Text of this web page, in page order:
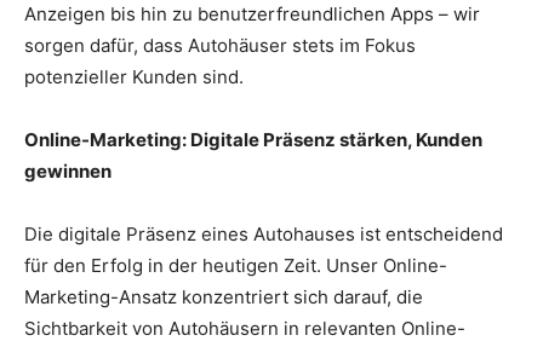
Anzeigen bis hin zu benutzerfreundlichen Apps – wir
sorgen dafür, dass Autohäuser stets im Fokus
potenzieller Kunden sind.
Online-Marketing: Digitale Präsenz stärken, Kunden
gewinnen
Die digitale Präsenz eines Autohauses ist entscheidend
für den Erfolg in der heutigen Zeit. Unser Online-
Marketing-Ansatz konzentriert sich darauf, die
Sichtbarkeit von Autohäusern in relevanten Online-